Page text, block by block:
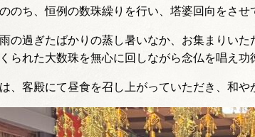
のち、恒例の数珠繰りを行い、塔婆回向をさせ
の過ぎたばかりの蒸し暑いなか、お集まりい
られた大数珠を無心に回しながら念仏を唱え功
、客殿にて昼食を召し上がっていただき、和や